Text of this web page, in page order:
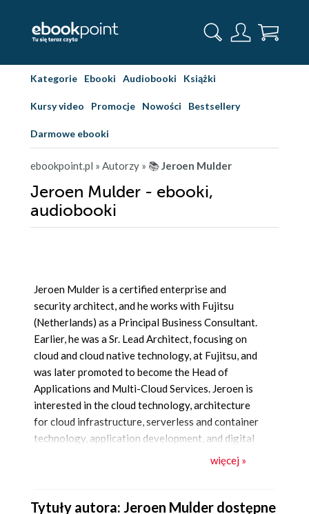
Kategorie Ebooki Audiobooki Książki
Kursy video Promocje Nowości Bestsellery
Darmowe ebooki
ebookpoint.pl » Autorzy » 📚Jeroen Mulder
Jeroen Mulder - ebooki,
audiobooki
Jeroen Mulder is a certified enterprise and
security architect, and he works with Fujitsu
(Netherlands) as a Principal Business Consultant.
Earlier, he was a Sr. Lead Architect, focusing on
cloud and cloud native technology, at Fujitsu, and
was later promoted to become the Head of
Applications and Multi-Cloud Services. Jeroen is
interested in the cloud technology, architecture
for cloud infrastructure, serverless and container
technology, application development, and digital
Governance”, “Enterprise DevOps for Architects”,
więcej »
Tytuły autora: Jeroen Mulder dostępne